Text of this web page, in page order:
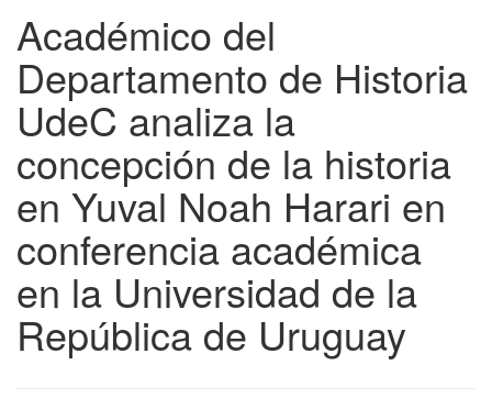
Académico del
Departamento de Historia
UdeC analiza la
concepción de la historia
en Yuval Noah Harari en
conferencia académica
en la Universidad de la
República de Uruguay